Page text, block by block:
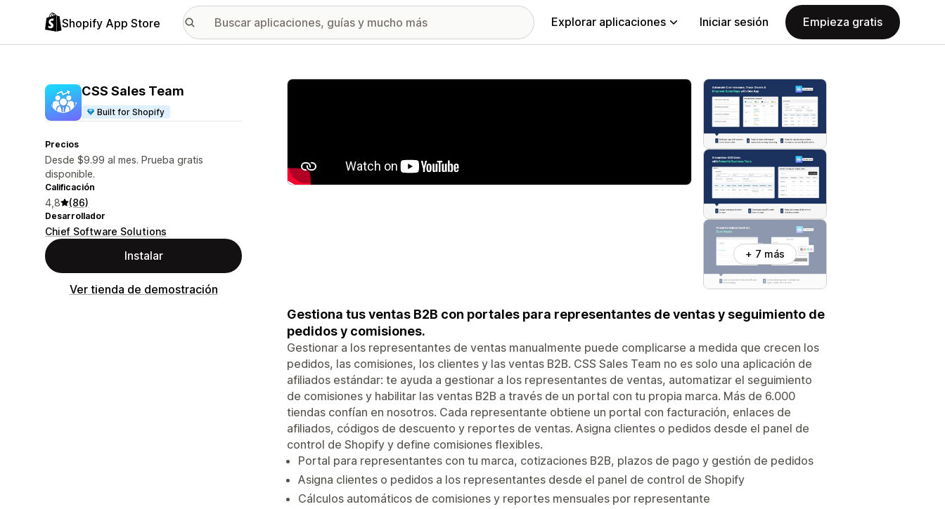
Shopify App Store Explorar aplicaciones Iniciar sesión Empieza gratis
CSS Sales Team
Built for Shopify
Precios
Desde $9.99 al mes. Prueba gratis
disponible.
Calificación
4,8 (86)
Desarrollador
Chief Software Solutions
Instalar
Ver tienda de demostración
Galería de imágenes destacadas
+ 7 más
Gestiona tus ventas B2B con portales para representantes de ventas y seguimiento de
pedidos y comisiones.
Gestionar a los representantes de ventas manualmente puede complicarse a medida que crecen los
pedidos, las comisiones, los clientes y las ventas B2B. CSS Sales Team no es solo una aplicación de
afiliados estándar: te ayuda a gestionar a los representantes de ventas, automatizar el seguimiento
de comisiones y habilitar las ventas B2B a través de un portal con tu propia marca. Más de 6.000
tiendas confían en nosotros. Cada representante obtiene un portal con facturación, enlaces de
afiliados, códigos de descuento y reportes de ventas. Asigna clientes o pedidos desde el panel de
control de Shopify y define comisiones flexibles.
Portal para representantes con tu marca, cotizaciones B2B, plazos de pago y gestión de pedidos
Asigna clientes o pedidos a los representantes desde el panel de control de Shopify
Cálculos automáticos de comisiones y reportes mensuales por representante